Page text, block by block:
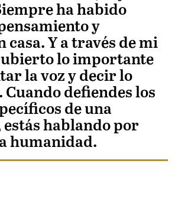
ha habido
y
casa. Y a través de mi
lo importante
la voz y decir lo
Cuando defiendes los
de una
hablando por
humanidad.